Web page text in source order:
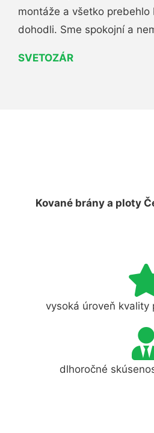
montáže a všetko
dohodli. Sme spokojní a
SVETOZÁR
Kované brány a ploty
vysoká úroveň kvality
dlhoročné